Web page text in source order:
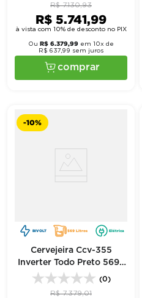
R$ 7.130,93
R$ 5.741,99
à vista com 10% de desconto no PIX
Ou R$ 6.379,99 em 10x de
R$ 637 99 sem juros
comprar
-10%
BIVOLT 569 Litros Elétrica
Cervejeira Ccv-355
Inverter Todo Preto 569L
Porta Vidro Bivolt -
(0)
R$ 7.379,01